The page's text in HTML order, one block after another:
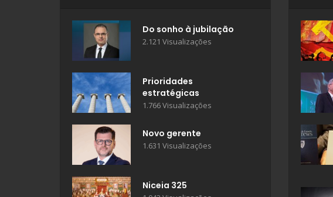
Do sonho à jubilação
2.121 Visualizações
Prioridades
estratégicas
1.766 Visualizações
Novo gerente
1.631 Visualizações
Niceia 325